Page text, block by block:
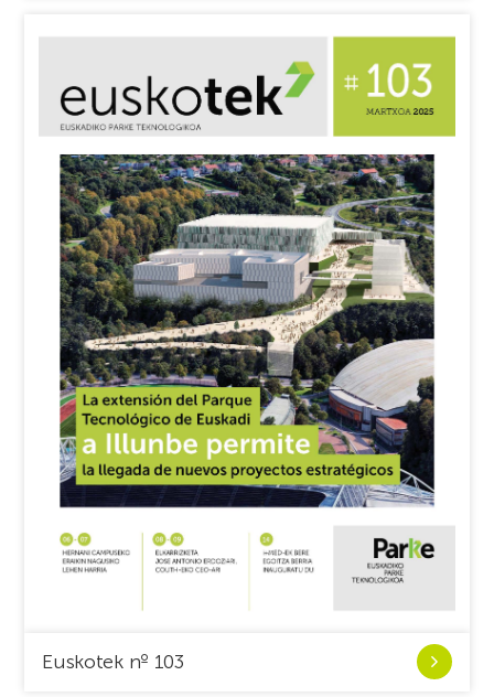
104
Euskotek nº 103
Ver
Euskotek